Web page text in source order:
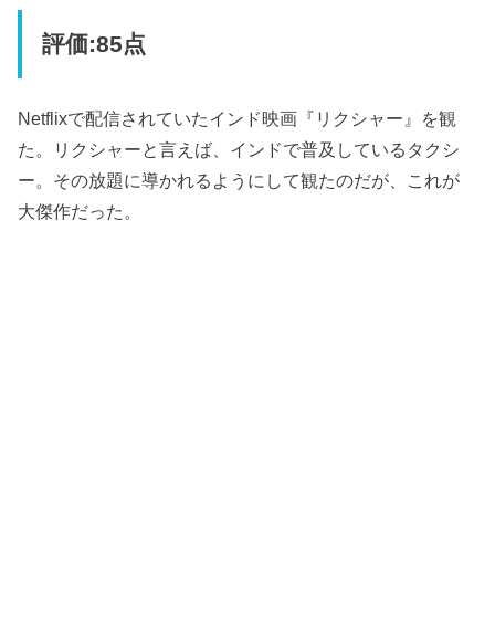
評価:85点
Netflixで配信されていたインド映画『リクシャー』を観
た。リクシャーと言えば、インドで普及しているタクシ
ー。その放題に導かれるようにして観たのだが、これが
大傑作だった。